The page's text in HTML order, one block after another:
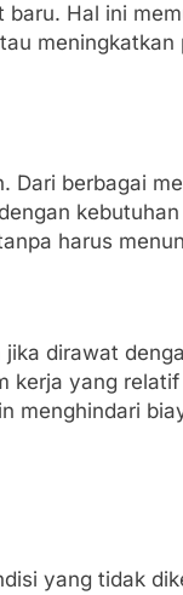
Hal ini
meningkatkan
Dari berbagai
harus
dirawat
kerja yang
menghindari
yang tidak